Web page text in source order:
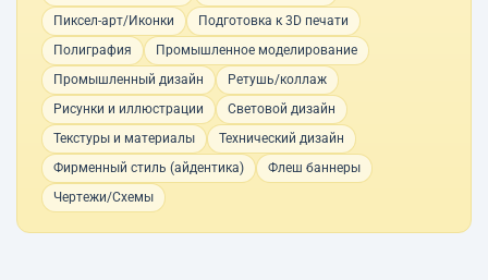
Пиксел-арт/Иконки
Подготовка к 3D печати
Полиграфия
Промышленное моделирование
Промышленный дизайн
Ретушь/коллаж
Рисунки и иллюстрации
Световой дизайн
Текстуры и материалы
Технический дизайн
Фирменный стиль (айдентика)
Флеш баннеры
Чертежи/Схемы